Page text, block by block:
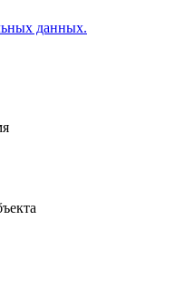
данных.